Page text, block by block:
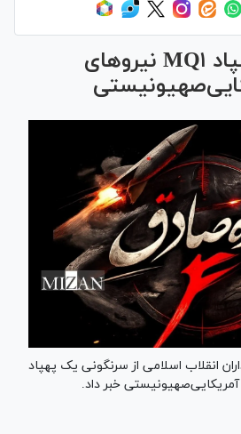
سرنگونی یک پهپاد MQ۱ نیرو‌های
انقلاب اسلامی از سرنگونی یک پهپاد